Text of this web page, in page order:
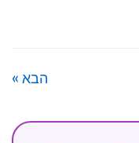
הבא »